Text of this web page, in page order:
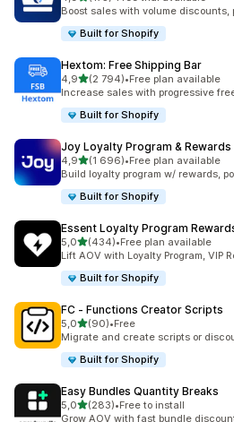
Celkový počet recenzí: 173
Boost sales with volume
Built for Shopify
Hextom: Free Shipping Bar
4,9z 5 hvězd
(2 794)
Celkový počet recenzí: 2794
•Free plan available
Increase sales with progressive
Built for Shopify
Joy Loyalty Program & Rewards
4,9z 5 hvězd
(1 696)
Celkový počet recenzí: 1696
•Free plan available
Build loyalty program w/ rewards,
Built for Shopify
Essent Loyalty Program
5,0z 5 hvězd
(434)
Celkový počet recenzí: 434
•Free plan available
Lift AOV with Loyalty Program, VIP
Built for Shopify
FC ‑ Functions Creator Scripts
5,0z 5 hvězd
(90)
Celkový počet recenzí: 90
•Free
Migrate and create scripts or
Built for Shopify
Easy Bundles Quantity Breaks
5,0z 5 hvězd
(283)
Celkový počet recenzí: 283
•Free to install
Grow AOV with fast bundle